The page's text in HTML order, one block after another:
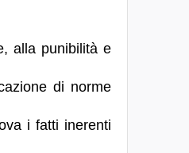
alla punibilità e
di norme
i fatti inerenti